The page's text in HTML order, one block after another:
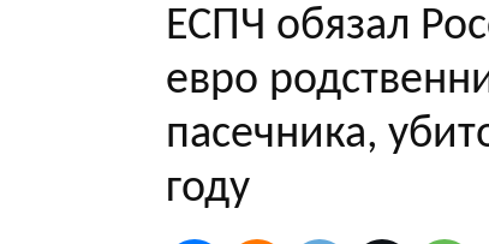
ЕСПЧ обязал
евро
пасечника,
году